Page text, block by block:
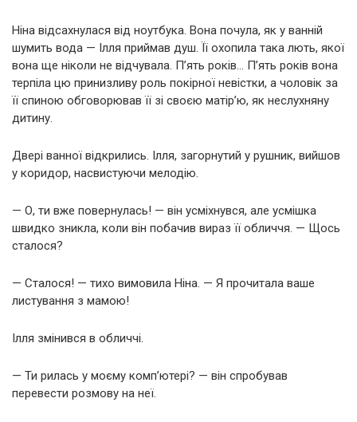
Ніна відсахнулася від ноутбука. Вона почула, як у ванній
шумить вода — Ілля приймав душ. Її охопила така лють, якої
вона ще ніколи не відчувала. П’ять років… П’ять років вона
терпіла цю принизливу роль покірної невістки, а чоловік за
її спиною обговорював її зі своєю матір’ю, як неслухняну
дитину.
Двері ванної відкрились. Ілля, загорнутий у рушник, вийшов
у коридор, насвистуючи мелодію.
— О, ти вже повернулась! — він усміхнувся, але усмішка
швидко зникла, коли він побачив вираз її обличчя. — Щось
сталося?
— Сталося! — тихо вимовила Ніна. — Я прочитала ваше
листування з мамою!
Ілля змінився в обличчі.
— Ти рилась у моєму комп’ютері? — він спробував
перевести розмову на неї.